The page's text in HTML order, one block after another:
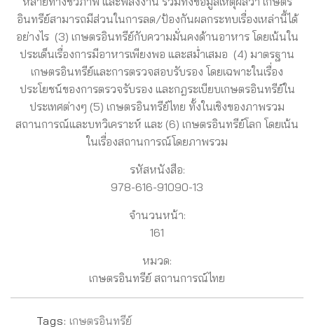
อินทรีย์สามารถมีส่วนในการลด/ป้องกันผลกระทบเรื่องเหล่านี้ได้
อย่างไร (3) เกษตรอินทรีย์กับความมั่นคงด้านอาหาร โดยเน้นใน
ประเด็นเรื่องการมีอาหารเพียงพอ และสม่ำเสมอ (4) มาตรฐาน
เกษตรอินทรีย์และการตรวจสอบรับรอง โดยเฉพาะในเรื่อง
ประโยชน์ของการตรวจรับรอง และกฎระเบียบเกษตรอินทรีย์ใน
ประเทศต่างๆ (5) เกษตรอินทรีย์ไทย ทั้งในเชิงของภาพรวม
สถานการณ์และบทวิเคราะห์ และ (6) เกษตรอินทรีย์โลก โดยเน้น
ในเรื่องสถานการณ์โดยภาพรวม
รหัสหนังสือ:
978-616-91090-13
จำนวนหน้า:
161
หมวด:
เกษตรอินทรีย์ สถานการณ์ไทย
Tags: เกษตรอินทรีย์